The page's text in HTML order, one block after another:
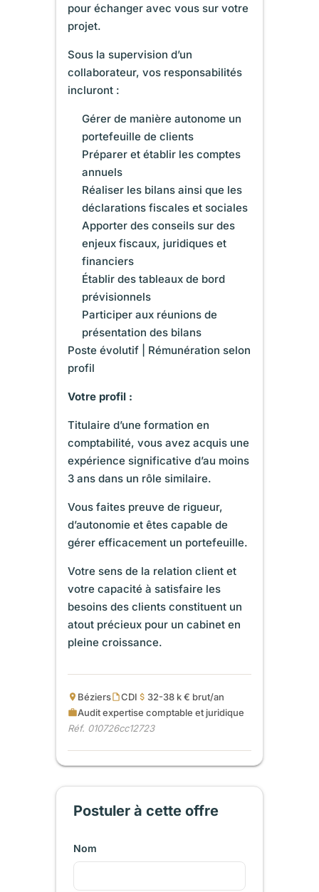
pour échanger avec vous sur votre
projet.
Sous la supervision d’un
collaborateur, vos responsabilités
incluront :
Gérer de manière autonome un
portefeuille de clients
Préparer et établir les comptes
annuels
Réaliser les bilans ainsi que les
déclarations fiscales et sociales
Apporter des conseils sur des
enjeux fiscaux, juridiques et
financiers
Établir des tableaux de bord
prévisionnels
Participer aux réunions de
présentation des bilans
Poste évolutif | Rémunération selon
profil
Votre profil :
Titulaire d’une formation en
comptabilité,vous avez acquis une
expérience significative d’au moins
3 ans dans un rôle similaire.
Vous faites preuve de rigueur,
d’autonomie et êtes capable de
gérer efficacement un portefeuille.
Votre sens de la relation client et
votre capacité à satisfaire les
besoins des clients constituent un
atout précieux pour un cabinet en
pleine croissance.
Béziers CDI
32-38 k € brut/an
Audit expertise comptable et juridique
Réf. 010726cc12723
Postuler à cette offre
Nom